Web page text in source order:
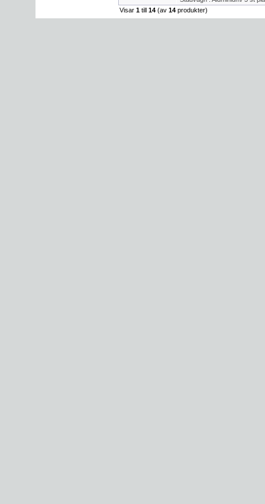
Visar 1 till 14 (av 14 produkter)